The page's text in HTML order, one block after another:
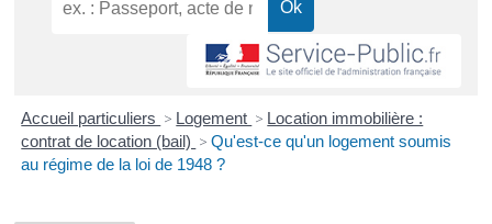
Accueil particuliers > Logement > Location immobilière :
contrat de location (bail) > Qu'est-ce qu'un logement soumis
au régime de la loi de 1948 ?